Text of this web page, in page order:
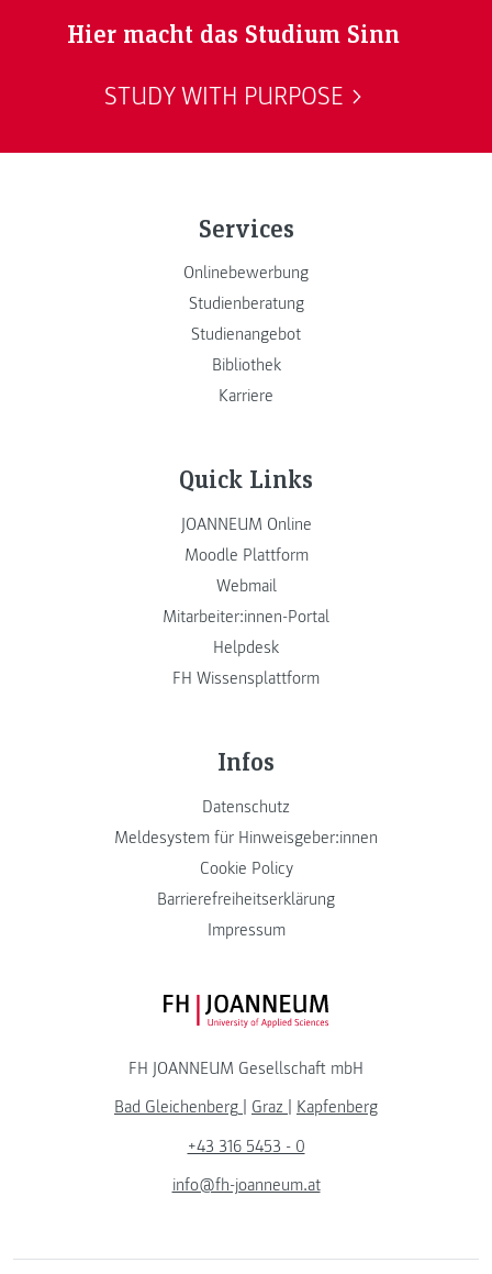
Hier macht das Studium Sinn
STUDY WITH PURPOSE
Services
Onlinebewerbung
Studienberatung
Studienangebot
Bibliothek
Karriere
Quick Links
JOANNEUM Online
Moodle Plattform
Webmail
Mitarbeiter:innen-Portal
Helpdesk
FH Wissensplattform
Infos
Datenschutz
Meldesystem für Hinweisgeber:innen
Cookie Policy
Barrierefreiheitserklärung
Impressum
FH JOANNEUM Logo
FH JOANNEUM Gesellschaft mbH
Bad Gleichenberg
Graz
Kapfenberg
+43 316 5453 - 0
info@fh-joanneum.at